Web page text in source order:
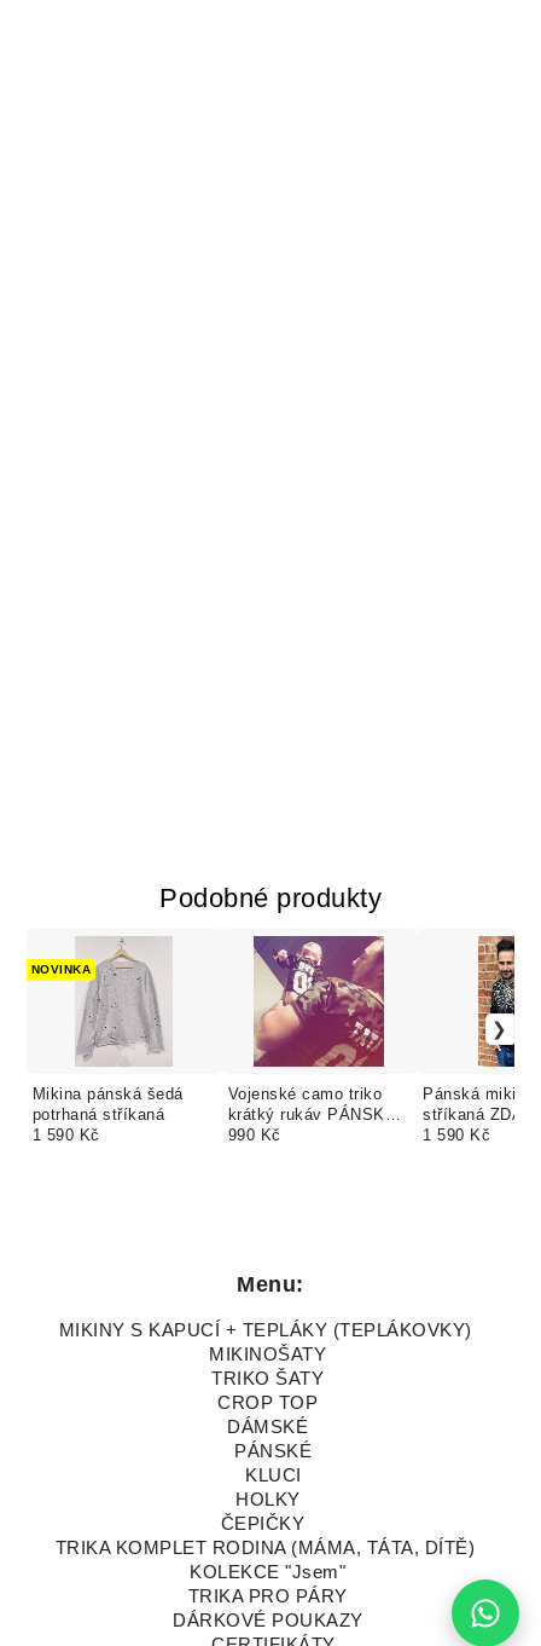
Podobné produkty
Mikina pánská šedá
potrhaná stříkaná
NOVINKA
1 590 Kč
Vojenské camo triko
krátký rukáv PÁNSKÉ
+ dětské body nebo
990 Kč
Pánská mikina
stříkaná
vlastní barvy a
1 590 Kč
Menu:
MIKINY S KAPUCÍ + TEPLÁKY (TEPLÁKOVKY)
MIKINOŠATY
TRIKO ŠATY
CROP TOP
DÁMSKÉ
PÁNSKÉ
KLUCI
HOLKY
ČEPIČKY
TRIKA KOMPLET RODINA (MÁMA, TÁTA, DÍTĚ)
KOLEKCE "Jsem"
TRIKA PRO PÁRY
DÁRKOVÉ POUKAZY